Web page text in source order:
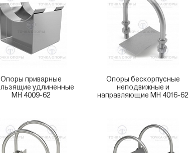
Опоры приварные
удлиненные
МН 4009-62
Опоры бескорпусные
неподвижные и
направляющие МН 4016-62